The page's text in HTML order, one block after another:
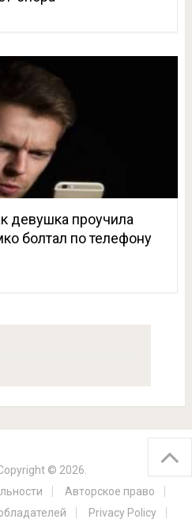
девушка проучила
болтал по телефону
© 2026.
Авторское право
Privacy Policy